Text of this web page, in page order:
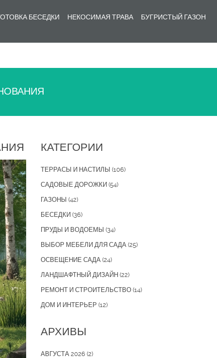
БЕСЕДКИ НЕКОСИМАЯ ТРАВА БУГРИСТЫЙ ГАЗОН
КАТЕГОРИИ
ТЕРРАСЫ И НАСТИЛЫ (106)
САДОВЫЕ ДОРОЖКИ (54)
ГАЗОНЫ (42)
БЕСЕДКИ (36)
ПРУДЫ И ВОДОЕМЫ (34)
ВЫБОР МЕБЕЛИ ДЛЯ САДА (25)
ОСВЕЩЕНИЕ САДА (24)
ЛАНДШАФТНЫЙ ДИЗАЙН (22)
РЕМОНТ И СТРОИТЕЛЬСТВО (14)
ДОМ И ИНТЕРЬЕР (12)
АРХИВЫ
АВГУСТА 2026 (2)